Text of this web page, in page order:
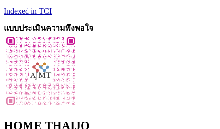
Indexed in TCI
แบบประเมินความพึงพอใจ
HOME THAIJO